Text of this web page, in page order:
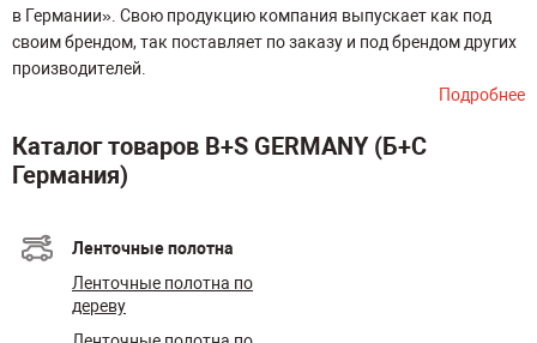
в Германии». Свою продукцию компания выпускает как под
своим брендом, так поставляет по заказу и под брендом других
производителей.
Подробнее
Каталог товаров B+S GERMANY (Б+С
Германия)
Ленточные полотна
Ленточные полотна по
дереву